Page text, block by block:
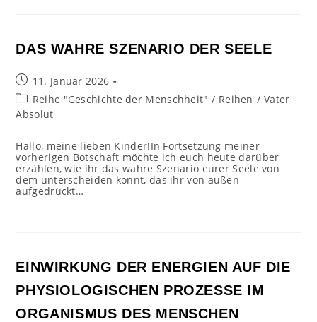
DAS WAHRE SZENARIO DER SEELE
Beitrag
veröffentlicht:
11. Januar 2026
Beitrags-
Kategorie:
Reihe "Geschichte der Menschheit" / Reihen / Vater
Absolut
Hallo, meine lieben Kinder!In Fortsetzung meiner
vorherigen Botschaft möchte ich euch heute darüber
erzählen, wie ihr das wahre Szenario eurer Seele von
dem unterscheiden könnt, das ihr von außen
aufgedrückt…
EINWIRKUNG DER ENERGIEN AUF DIE
PHYSIOLOGISCHEN PROZESSE IM
ORGANISMUS DES MENSCHEN